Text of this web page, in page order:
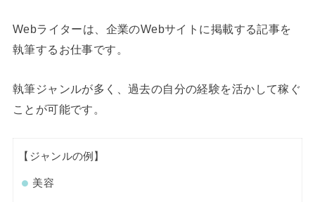
Webライターは、企業のWebサイトに掲載する記事を
執筆するお仕事です。
執筆ジャンルが多く、過去の自分の経験を活かして稼ぐ
ことが可能です。
【ジャンルの例】
美容